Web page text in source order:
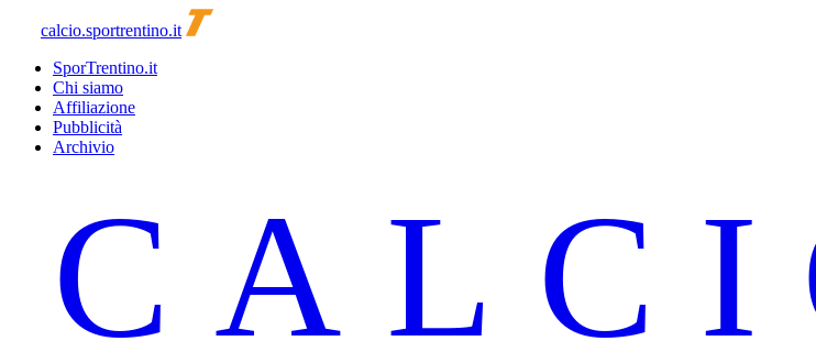
calcio.sportrentino.it
SporTrentino.it
Chi siamo
Affiliazione
Pubblicità
Archivio